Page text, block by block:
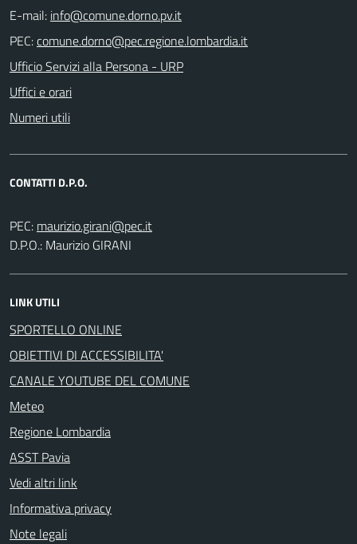
E-mail:
PEC:
Ufficio Servizi alla Persona - URP
Uffici e orari
Numeri utili
CONTATTI D.P.O.
PEC:
D.P.O.: Maurizio GIRANI
LINK UTILI
SPORTELLO ONLINE
OBIETTIVI DI ACCESSIBILITA'
CANALE YOUTUBE DEL COMUNE
Meteo
Regione Lombardia
ASST Pavia
Vedi altri link
Informativa privacy
Note legali